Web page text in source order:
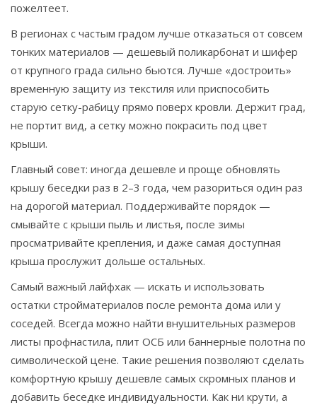
пожелтеет.
В регионах с частым градом лучше отказаться от совсем
тонких материалов — дешевый поликарбонат и шифер
от крупного града сильно бьются. Лучше «достроить»
временную защиту из текстиля или приспособить
старую сетку-рабицу прямо поверх кровли. Держит град,
не портит вид, а сетку можно покрасить под цвет
крыши.
Главный совет: иногда дешевле и проще обновлять
крышу беседки раз в 2–3 года, чем разориться один раз
на дорогой материал. Поддерживайте порядок —
смывайте с крыши пыль и листья, после зимы
просматривайте крепления, и даже самая доступная
крыша прослужит дольше остальных.
Самый важный лайфхак — искать и использовать
остатки стройматериалов после ремонта дома или у
соседей. Всегда можно найти внушительных размеров
листы профнастила, плит ОСБ или баннерные полотна по
символической цене. Такие решения позволяют сделать
комфортную крышу дешевле самых скромных планов и
добавить беседке индивидуальности. Как ни крути, а